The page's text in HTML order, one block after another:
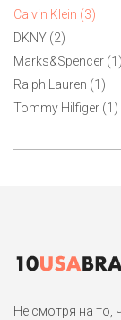
Calvin Klein (3)
DKNY (2)
Marks&Spencer (1)
Ralph Lauren (1)
Tommy Hilfiger (1)
Не смотря на то,